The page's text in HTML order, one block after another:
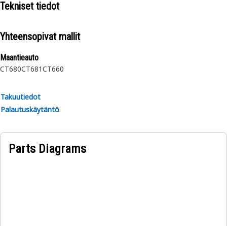
Tekniset tiedot
Yhteensopivat mallit
Maantieauto
CT680CT681CT660
Takuutiedot
Palautuskäytäntö
Parts Diagrams